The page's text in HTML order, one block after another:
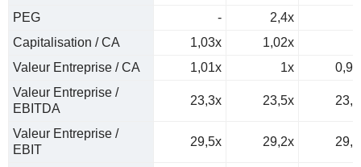
PEG
- 2,4x
Capitalisation / CA
1,03x 1,02x
Valeur Entreprise / CA
1,01x 1x
Valeur Entreprise /
EBITDA
23,3x 23,5x
Valeur Entreprise /
EBIT
29,5x 29,2x